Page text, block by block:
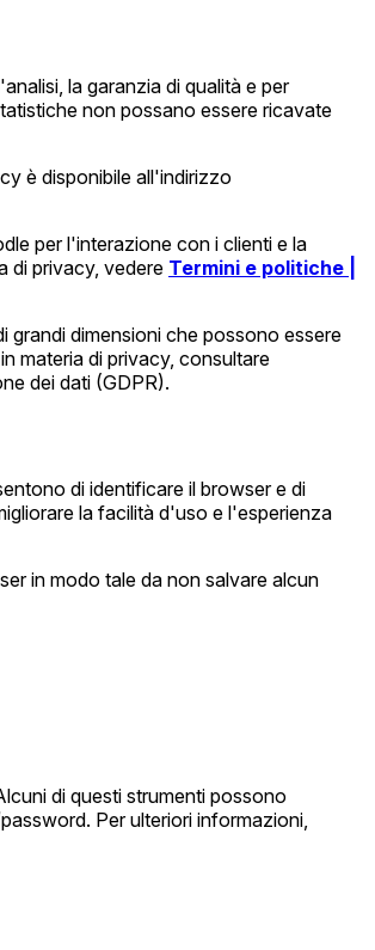
la garanzia di qualità e per
non possano essere ricavate
è disponibile all'indirizzo
per l'interazione con i clienti e la
di privacy, vedere Termini e politiche |
grandi dimensioni che possono essere
materia di privacy, consultare
dei dati (GDPR).
di identificare il browser e di
la facilità d'uso e l'esperienza
in modo tale da non salvare alcun
di questi strumenti possono
Per ulteriori informazioni,